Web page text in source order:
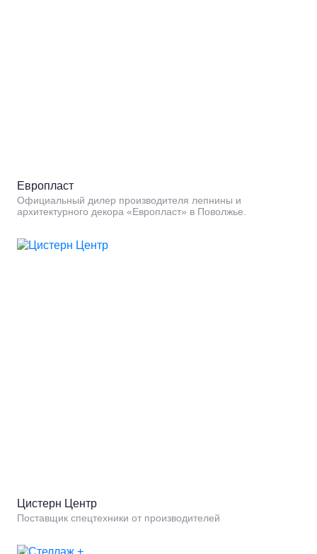
Европласт
Официальный дилер производителя лепнины и
архитектурного декора «Европласт» в Поволжье.
Цистерн Центр
Поставщик спецтехники от производителей